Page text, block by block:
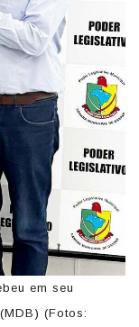
em seu
(Fotos: